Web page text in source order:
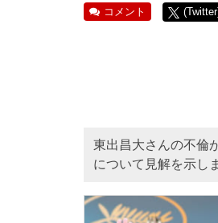
コメント
東出昌大さんの不倫
について見解を示し